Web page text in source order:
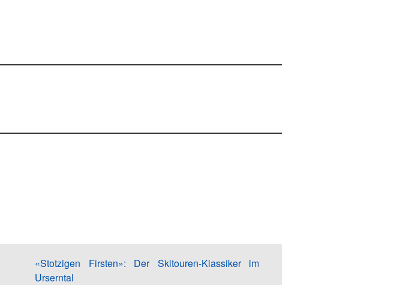
«Stotzigen Firsten»: Der Skitouren-Klassiker im
Urserntal